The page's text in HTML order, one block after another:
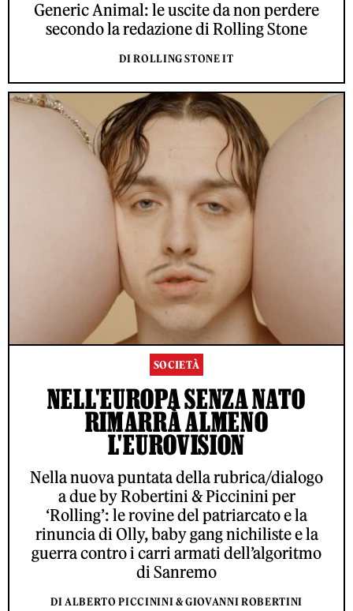
Generic Animal: le uscite da non perdere
secondo la redazione di Rolling Stone
DI ROLLING STONE IT
SOCIETÀ
NELL'EUROPA SENZA NATO
RIMARRÀ ALMENO
L'EUROVISION
Nella nuova puntata della rubrica/dialogo
a due by Robertini & Piccinini per
‘Rolling’: le rovine del patriarcato e la
rinuncia di Olly, baby gang nichiliste e la
guerra contro i carri armati dell’algoritmo
di Sanremo
DI ALBERTO PICCININI & GIOVANNI ROBERTINI